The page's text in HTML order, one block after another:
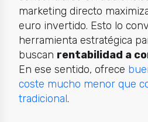
marketing directo
euro invertido. Esto lo
herramienta estratégica
buscan rentabilidad a
En ese sentido, ofrece
coste mucho menor que
tradicional.